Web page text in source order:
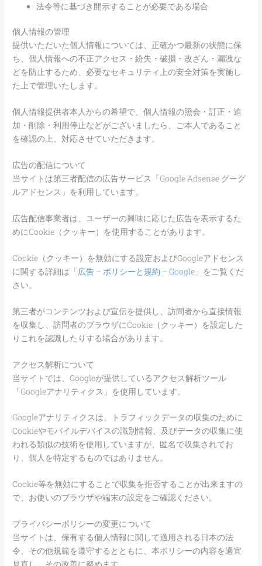
法令等に基づき開示することが必要である場合
個人情報の管理
提供いただいた個人情報については、正確かつ最新の状態に保
ち、個人情報への不正アクセス・紛失・破損・改ざん・漏洩な
どを防止するため、必要なセキュリティ上の安全対策を実施し
た上で管理いたします。
個人情報提供者本人からの希望で、個人情報の照会・訂正・追
加・削除・利用停止などがございましたら、ご本人であること
を確認の上、対応させていただきます。
広告の配信について
当サイトは第三者配信の広告サービス「Google Adsense グーグ
ルアドセンス」を利用しています。
広告配信事業者は、ユーザーの興味に応じた広告を表示するた
めにCookie（クッキー）を使用することがあります。
Cookie（クッキー）を無効にする設定およびGoogleアドセンス
に関する詳細は「広告 – ポリシーと規約 – Google 」をご覧くだ
さい。
第三者がコンテンツおよび宣伝を提供し、訪問者から直接情報
を収集し、訪問者のブラウザにCookie（クッキー）を設定した
りこれを認識したりする場合があります。
アクセス解析について
当サイトでは、Googleが提供しているアクセス解析ツール
「Googleアナリティクス」を使用しています。
Googleアナリティクスは、トラフィックデータの収集のために
Cookieやモバイルデバイスの識別情報、及びデータの収集に使
われる類似の技術を使用していますが、匿名で収集されてお
り、個人を特定するものではありません。
Cookie等を無効にすることで収集を拒否することが出来ますの
で、お使いのブラウザや端末の設定をご確認ください。
プライバシーポリシーの変更について
当サイトは、保有する個人情報に関して適用される日本の法
令、その他規範を遵守するとともに、本ポリシーの内容を適宜